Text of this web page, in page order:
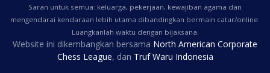
Saran untuk semua: keluarga, pekerjaan, kewajiban agama dan
mengendarai kendaraan lebih utama dibandingkan bermain catur/online.
Luangkanlah waktu dengan bijaksana.
Website ini dikembangkan bersama North American Corporate
Chess League, dan Truf Waru Indonesia